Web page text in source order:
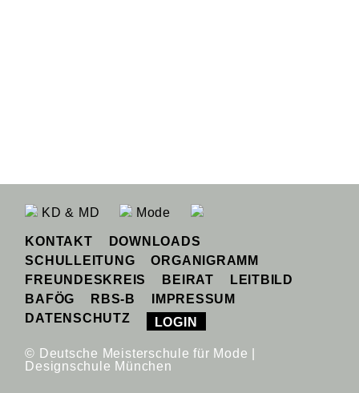
KD & MD Mode
KONTAKT
DOWNLOADS
SCHULLEITUNG
ORGANIGRAMM
FREUNDESKREIS
BEIRAT
LEITBILD
BAFÖG
RBS-B
IMPRESSUM
DATENSCHUTZ
LOGIN
© Deutsche Meisterschule für Mode |
Designschule München